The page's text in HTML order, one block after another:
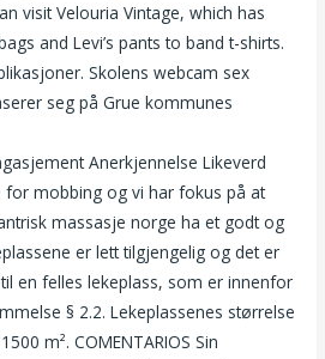
visit Velouria Vintage, which has
and Levi’s pants to band t-shirts.
Skolens webcam sex
seg på Grue kommunes
Anerkjennelse Likeverd
for mobbing og vi har fokus på at
massasje norge ha et godt og
er lett tilgjengelig og det er
en felles lekeplass, som er innenfor
§ 2.2. Lekeplassenes størrelse
m². COMENTARIOS Sin